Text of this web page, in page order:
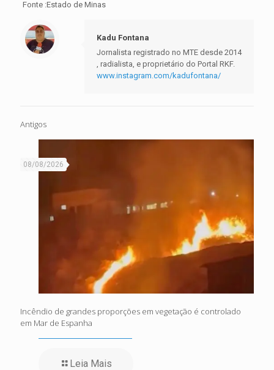
Fonte :Estado de Minas
Kadu Fontana
Jornalista registrado no MTE desde 2014
, radialista, e proprietário do Portal RKF.
www.instagram.com/kadufontana/
Antigos
08/08/2026
Incêndio de grandes proporções em vegetação é controlado
em Mar de Espanha
Leia Mais